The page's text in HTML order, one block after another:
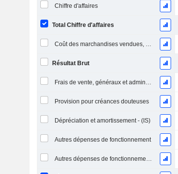
Chiffre d'affaires
Total Chiffre d'affaires
Coût des marchandises vendues, total
Résultat Brut
Frais de vente, généraux et administratifs, total
Provision pour créances douteuses
Dépréciation et amortissement - (IS)
Autres dépenses de fonctionnement
Autres dépenses de fonctionnement, total